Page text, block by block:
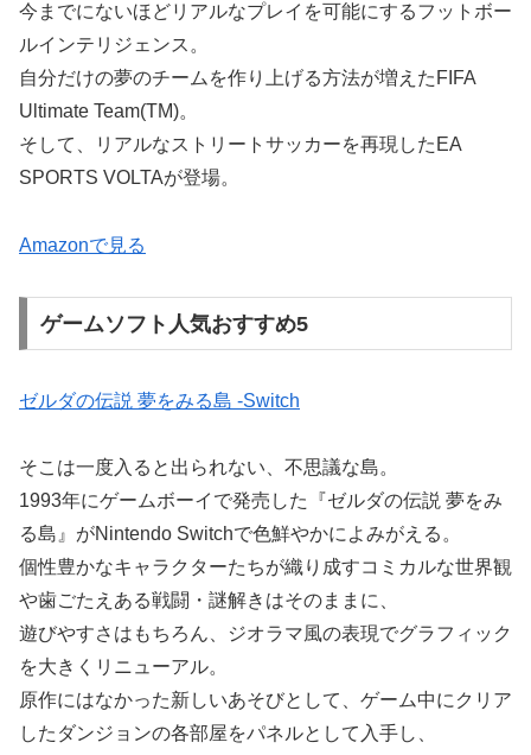
今までにないほどリアルなプレイを可能にするフットボー
ルインテリジェンス。
自分だけの夢のチームを作り上げる方法が増えたFIFA
Ultimate Team(TM)。
そして、リアルなストリートサッカーを再現したEA
SPORTS VOLTAが登場。
Amazonで見る
ゲームソフト人気おすすめ5
ゼルダの伝説 夢をみる島 -Switch
そこは一度入ると出られない、不思議な島。
1993年にゲームボーイで発売した『ゼルダの伝説 夢をみ
る島』がNintendo Switchで色鮮やかによみがえる。
個性豊かなキャラクターたちが織り成すコミカルな世界観
や歯ごたえある戦闘・謎解きはそのままに、
遊びやすさはもちろん、ジオラマ風の表現でグラフィック
を大きくリニューアル。
原作にはなかった新しいあそびとして、ゲーム中にクリア
したダンジョンの各部屋をパネルとして入手し、